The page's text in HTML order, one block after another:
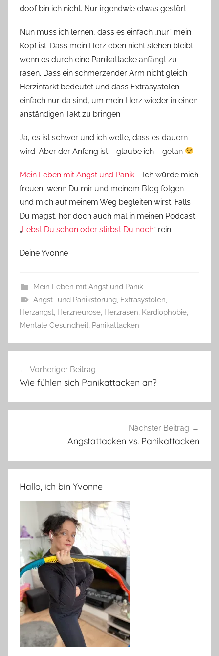
doof bin ich nicht. Nur irgendwie etwas gestört.
Nun muss ich lernen, dass es einfach „nur“ mein
Kopf ist. Dass mein Herz eben nicht stehen bleibt
wenn es durch eine Panikattacke anfängt zu
rasen. Dass ein schmerzender Arm nicht gleich
Herzinfarkt bedeutet und dass Extrasystolen
einfach nur da sind, um mein Herz wieder in einen
anständigen Takt zu bringen.
Ja, es ist schwer und ich wette, dass es dauern
wird. Aber der Anfang ist – glaube ich – getan
Mein Leben mit Angst und Panik – Ich würde mich
freuen, wenn Du mir und meinem Blog folgen
und mich auf meinem Weg begleiten wirst. Falls
Du magst, hör doch auch mal in meinen Podcast
„Lebst Du schon oder stirbst Du noch“ rein.
Deine Yvonne
Mein Leben mit Angst und Panik
Angst- und Panikstörung, Extrasystolen,
Herzangst, Herzneurose, Herzrasen, Kardiophobie,
Mentale Gesundheit, Panikattacken
Vorheriger Beitrag
Wie fühlen sich Panikattacken an?
Nächster Beitrag
Angstattacken vs. Panikattacken
Hallo, ich bin Yvonne